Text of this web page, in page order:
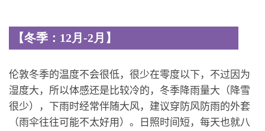
【冬季：12月-2月】
伦敦冬季的温度不会很低，很少在零度以下，不过因为
湿度大，所以体感还是比较冷的，冬季降雨量大（降雪
很少），下雨时经常伴随大风，建议穿防风防雨的外套
（雨伞往往可能不太好用）。日照时间短，每天也就八